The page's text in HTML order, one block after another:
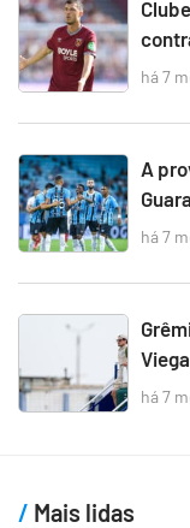
há 7
A
há 7
há 7
Mais lidas